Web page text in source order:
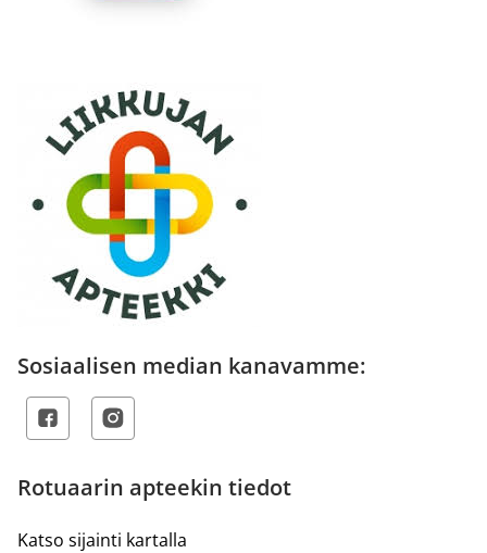
Sosiaalisen median kanavamme:
Rotuaarin apteekin tiedot
Katso sijainti kartalla